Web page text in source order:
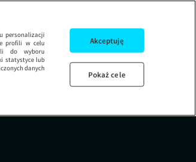
Od
ODCINEK 40
personalizacji
profili w celu
do wyboru
statystyce lub
danych
Akceptuję
Pokaż cele